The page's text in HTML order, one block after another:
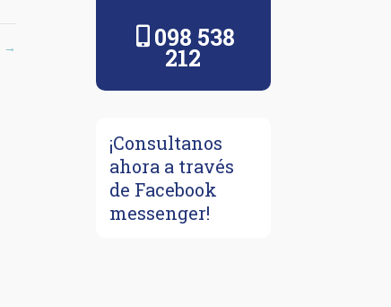
→ 098 538
212
¡Consultanos
ahora a través
de Facebook
messenger!